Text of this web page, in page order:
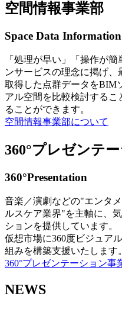
空間情報事業部
Space Data
「処理が早い」「操作が
ンサービスの理念に掲げ、
取得した点群データをBIM
アル空間を比較検討する
ることができます。
空間情報事業部について
360°プレゼンテ
360°Presentation
音楽／演劇などの"エンタ
ルスケア業界"を主軸に、
ションを提供しています
仮想市場に360度ビジュア
組みを構築支援いたします。
360°プレゼンテーション事
NEWS